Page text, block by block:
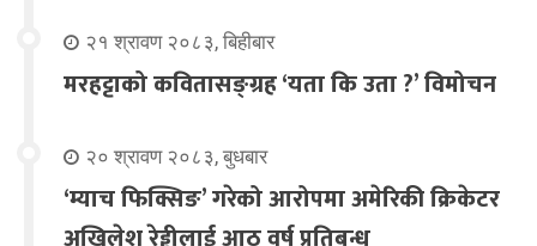
२१ श्रावण २०८३, बिहीबार
मरहट्टाको कवितासङ्ग्रह ‘यता कि उता ?’ विमोचन
२० श्रावण २०८३, बुधबार
‘म्याच फिक्सिङ’ गरेको आरोपमा अमेरिकी क्रिकेटर